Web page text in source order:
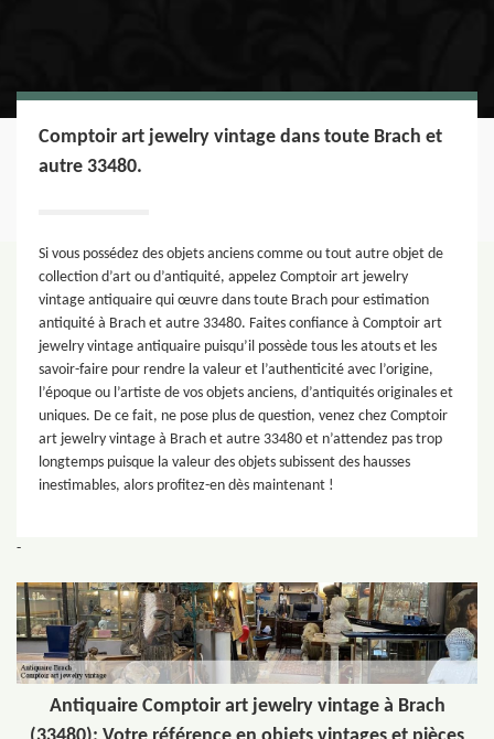
Comptoir art jewelry vintage dans toute Brach et
autre 33480.
Si vous possédez des objets anciens comme ou tout autre objet de
collection d’art ou d’antiquité, appelez Comptoir art jewelry
vintage antiquaire qui œuvre dans toute Brach pour estimation
antiquité à Brach et autre 33480. Faites confiance à Comptoir art
jewelry vintage antiquaire puisqu’il possède tous les atouts et les
savoir-faire pour rendre la valeur et l’authenticité avec l’origine,
l’époque ou l’artiste de vos objets anciens, d’antiquités originales et
uniques. De ce fait, ne pose plus de question, venez chez Comptoir
art jewelry vintage à Brach et autre 33480 et n’attendez pas trop
longtemps puisque la valeur des objets subissent des hausses
inestimables, alors profitez-en dès maintenant !
-
Antiquaire Comptoir art jewelry vintage à Brach